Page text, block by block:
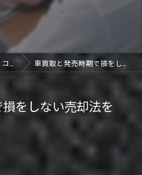
コラム 車買取と発売時期で損をしない売却法を解説
をしない売却法を